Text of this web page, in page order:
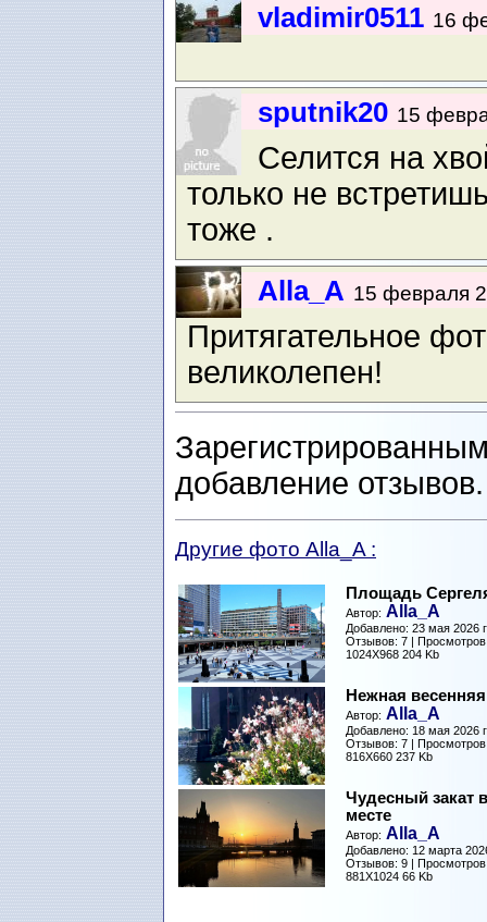
vladimir0511 16
sputnik20 15
Селится на
только не
тоже .
Alla_A 15 февраля
Притягательное
великолепен!
добавление
Другие фото Alla_A :
Площадь
Автор: Alla_A
Добавлено: 23 мая 2026
Отзывов: 7 |
1024X968 204 Kb
Нежная
Автор: Alla_A
Добавлено: 18 мая 2026
Отзывов: 7 |
816X660 237 Kb
Чудесный закат
месте
Автор: Alla_A
Добавлено: 12 марта
Отзывов: 9 |
881X1024 66 Kb